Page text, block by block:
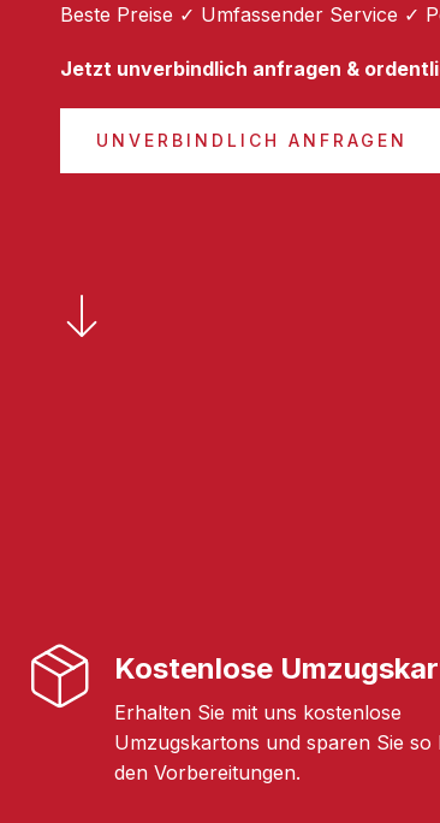
Beste Preise ✓ Umfassender Service ✓
Jetzt unverbindlich anfragen &
UNVERBINDLICH ANFRAGEN
Kostenlose
Erhalten Sie mit uns kostenlose
Umzugskartons und sparen Sie so
den Vorbereitungen.